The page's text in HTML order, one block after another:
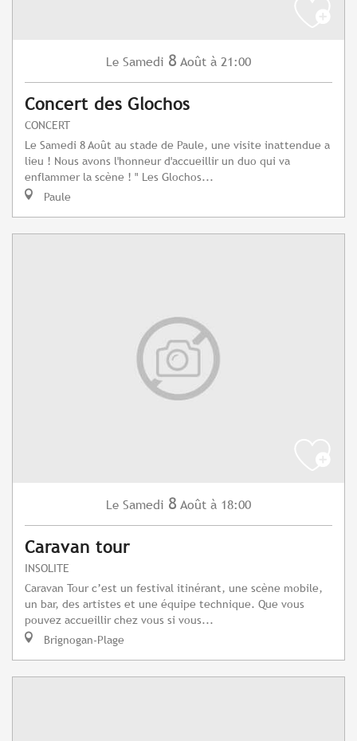
Le Samedi 8 Août à 21:00
Concert des Glochos
CONCERT
Le Samedi 8 Août au stade de Paule, une visite inattendue a
lieu ! Nous avons l'honneur d'accueillir un duo qui va
enflammer la scène ! " Les Glochos...
Paule
Le Samedi 8 Août à 18:00
Caravan tour
INSOLITE
Caravan Tour c’est un festival itinérant, une scène mobile,
un bar, des artistes et une équipe technique. Que vous
pouvez accueillir chez vous si vous...
Brignogan-Plage